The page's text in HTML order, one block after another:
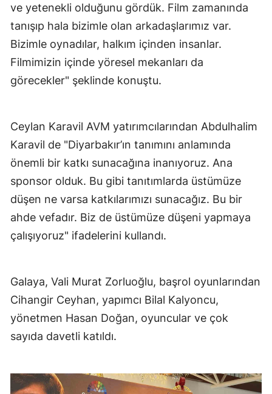
ve yetenekli olduğunu gördük. Film zamanında
tanışıp hala bizimle olan arkadaşlarımız var.
Bizimle oynadılar, halkım içinden insanlar.
Filmimizin içinde yöresel mekanları da
görecekler" şeklinde konuştu.
Ceylan Karavil AVM yatırımcılarından Abdulhalim
Karavil de "Diyarbakır’ın tanımını anlamında
önemli bir katkı sunacağına inanıyoruz. Ana
sponsor olduk. Bu gibi tanıtımlarda üstümüze
düşen ne varsa katkılarımızı sunacağız. Bu bir
ahde vefadır. Biz de üstümüze düşeni yapmaya
çalışıyoruz" ifadelerini kullandı.
Galaya, Vali Murat Zorluoğlu, başrol oyunlarından
Cihangir Ceyhan, yapımcı Bilal Kalyoncu,
yönetmen Hasan Doğan, oyuncular ve çok
sayıda davetli katıldı.